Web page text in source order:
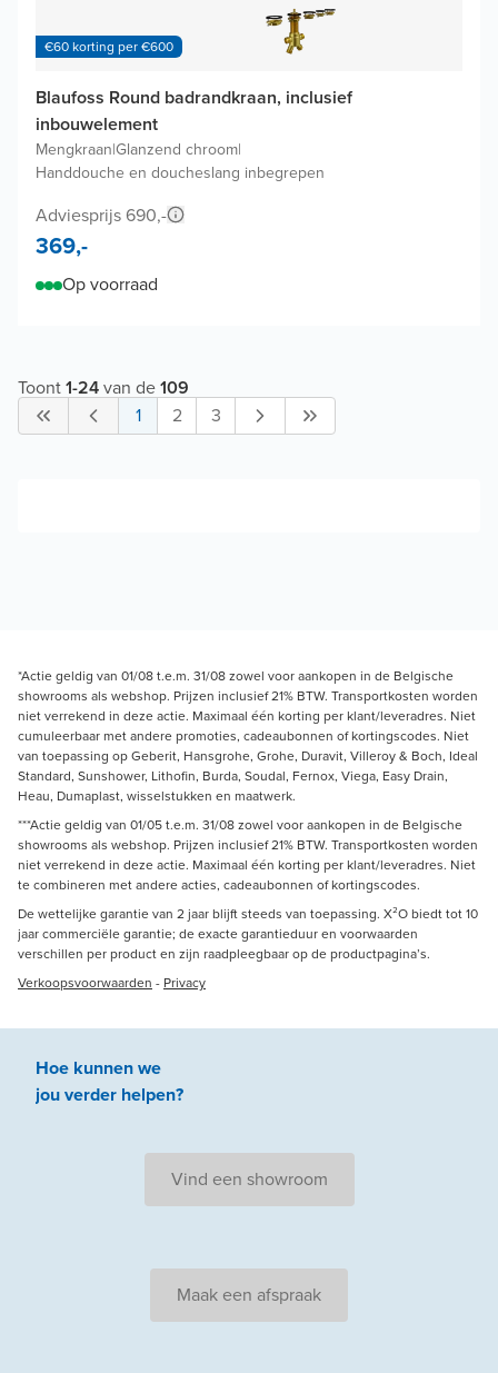
€60 korting per €600
Blaufoss Round badrandkraan, inclusief
inbouwelement
Mengkraan|Glanzend chroom|
Handdouche en doucheslang inbegrepen
Adviesprijs 690,-
369,-
Op voorraad
Toont1-24van de109
1
2 3
*Actie geldig van 01/08 t.e.m. 31/08 zowel voor aankopen in de Belgische
showrooms als webshop. Prijzen inclusief 21% BTW. Transportkosten worden
niet verrekend in deze actie. Maximaal één korting per klant/leveradres. Niet
cumuleerbaar met andere promoties, cadeaubonnen of kortingscodes. Niet
van toepassing op Geberit, Hansgrohe, Grohe, Duravit, Villeroy & Boch, Ideal
Standard, Sunshower, Lithofin, Burda, Soudal, Fernox, Viega, Easy Drain,
Heau, Dumaplast, wisselstukken en maatwerk.
***Actie geldig van 01/05 t.e.m. 31/08 zowel voor aankopen in de Belgische
showrooms als webshop. Prijzen inclusief 21% BTW. Transportkosten worden
niet verrekend in deze actie. Maximaal één korting per klant/leveradres. Niet
te combineren met andere acties, cadeaubonnen of kortingscodes.
De wettelijke garantie van 2 jaar blijft steeds van toepassing. X²O biedt tot 10
jaar commerciële garantie; de exacte garantieduur en voorwaarden
verschillen per product en zijn raadpleegbaar op de productpagina’s.
Verkoopsvoorwaarden - Privacy
Hoe kunnen we
jouverder helpen?
Vind een showroom
Maak een afspraak